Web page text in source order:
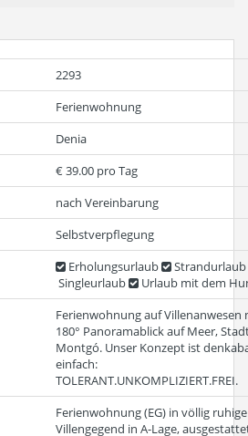
2293
Ferienwohnung
Denia
€ 39.00 pro Tag
nach Vereinbarung
Selbstverpflegung
Erholungsurlaub
Strandurlaub
Singleurlaub
Urlaub mit dem
Ferienwohnung auf Villenanwesen
180° Panoramablick auf Meer,
Montgó. Unser Konzept ist
einfach:
TOLERANT.UNKOMPLIZIERT.FREI.
Ferienwohnung (EG) in völlig
Villengegend in A-Lage,